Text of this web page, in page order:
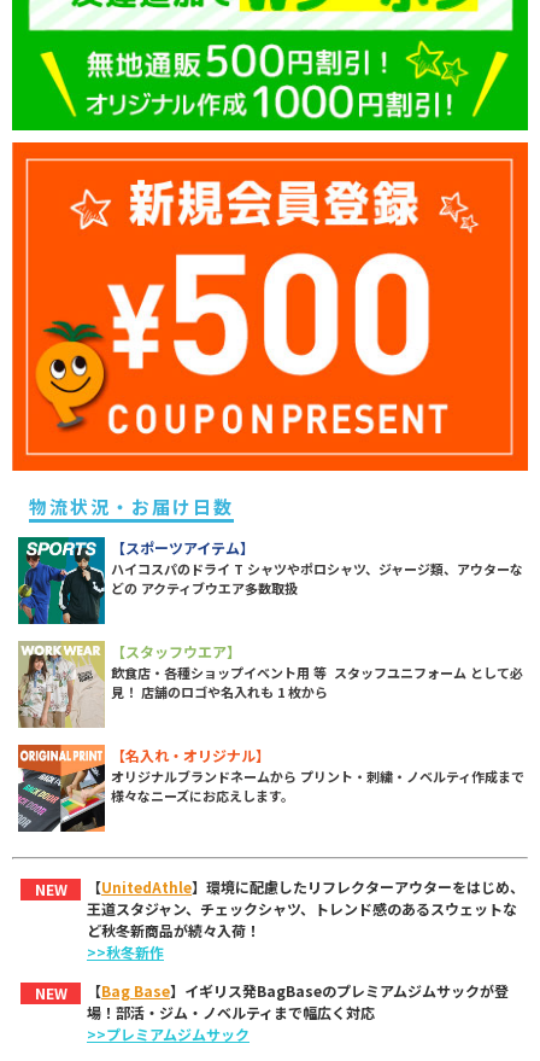
物流状況・お届け日数
【スポーツアイテム】
ハイコスパのドライ T シャツやポロシャツ、ジャージ類、アウターな
どの アクティブウエア多数取扱
【スタッフウエア】
飲食店・各種ショップイベント用 等 スタッフユニフォーム として必
見！ 店舗のロゴや名入れも 1 枚から
【名入れ・オリジナル】
オリジナルブランドネームから プリント・刺繍・ノベルティ作成まで
様々なニーズにお応えします。
NEW 【UnitedAthle】環境に配慮したリフレクターアウターをはじめ、
王道スタジャン、チェックシャツ、トレンド感のあるスウェットな
ど秋冬新商品が続々入荷！
>>秋冬新作
NEW
【Bag Base】イギリス発BagBaseのプレミアムジムサックが登
場！部活・ジム・ノベルティまで幅広く対応
>>プレミアムジムサック